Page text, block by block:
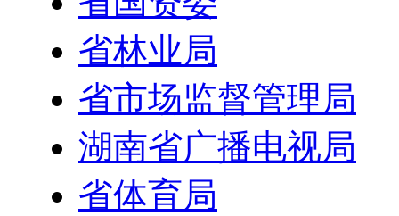
省林业局
省市场监督管理局
湖南省广播电视局
省体育局